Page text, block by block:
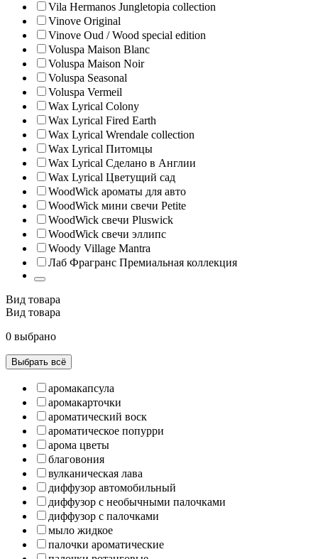
Vila Hermanos Jungletopia collection
Vinove Original
Vinove Oud / Wood special edition
Voluspa Maison Blanc
Voluspa Maison Noir
Voluspa Seasonal
Voluspa Vermeil
Wax Lyrical Colony
Wax Lyrical Fired Earth
Wax Lyrical Wrendale collection
Wax Lyrical Питомцы
Wax Lyrical Сделано в Англии
Wax Lyrical Цветущий сад
WoodWick ароматы для авто
WoodWick мини свечи Petite
WoodWick свечи Pluswick
WoodWick свечи эллипс
Woody Village Mantra
Лаб Фрагранс Премиальная коллекция
Вид товара
Вид товара
0 выбрано
Выбрать всё
аромакапсула
аромакарточки
ароматический воск
ароматическое попурри
арома цветы
благовония
вулканическая лава
диффузор автомобильный
диффузор с необычными палочками
диффузор с палочками
мыло жидкое
палочки ароматические